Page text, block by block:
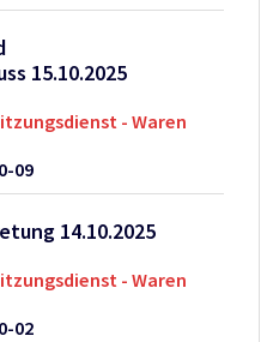
15.10.2025
- Waren
09
14.10.2025
- Waren
02